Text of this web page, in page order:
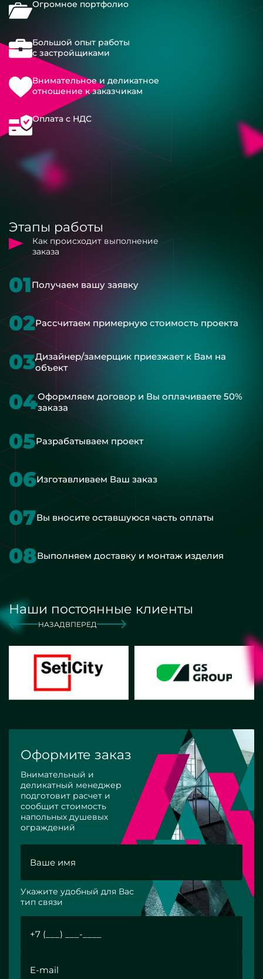
Огромное портфолио
Большой опыт работы
с застройщиками
Внимательное и деликатное
отношение к заказчикам
Оплата с НДС
Этапы работы
Как происходит выполнение
заказа
01Получаем вашу заявку
02Рассчитаем примерную стоимость проекта
03Дизайнер/замерщик приезжает к Вам на
объект
04Оформляем договор и Вы оплачиваете 50%
заказа
05Разрабатываем проект
06Изготавливаем Ваш заказ
07Вы вносите оставшуюся часть оплаты
08Выполняем доставку и монтаж изделия
Наши постоянные клиенты
НАЗАД ВПЕРЕД
Оформите заказ
Внимательный и
деликатный менеджер
подготовит расчет и
сообщит стоимость
напольных душевых
ограждений
Укажите удобный для Вас
тип связи